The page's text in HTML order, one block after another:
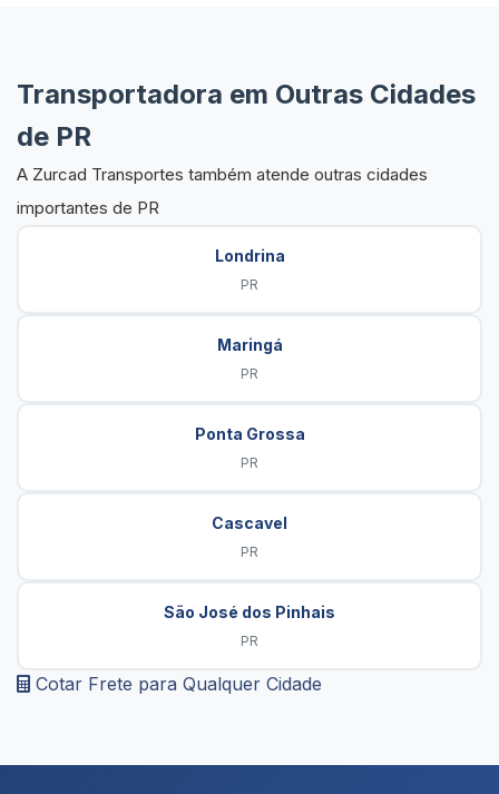
Transportadora em Outras Cidades
de PR
A Zurcad Transportes também atende outras cidades
importantes de PR
Londrina
PR
Maringá
PR
Ponta Grossa
PR
Cascavel
PR
São José dos Pinhais
PR
Cotar Frete para Qualquer Cidade